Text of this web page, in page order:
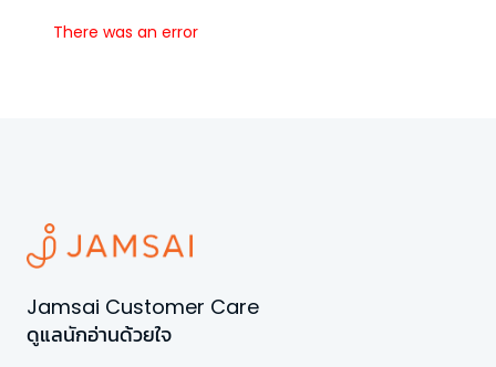
There was an error
Jamsai Customer Care
ดูแลนักอ่านด้วยใจ